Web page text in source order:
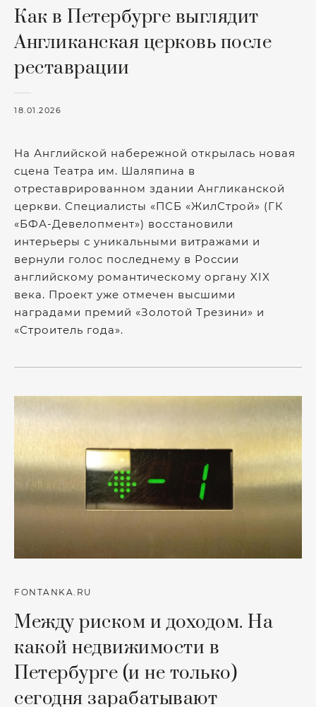
Как в Петербурге выглядит
Англиканская церковь после
реставрации
18.01.2026
На Английской набережной открылась новая
сцена Театра им. Шаляпина в
отреставрированном здании Англиканской
церкви. Специалисты «ПСБ «ЖилСтрой» (ГК
«БФА-Девелопмент») восстановили
интерьеры с уникальными витражами и
вернули голос последнему в России
английскому романтическому органу XIX
века. Проект уже отмечен высшими
наградами премий «Золотой Трезини» и
«Строитель года».
FONTANKA.RU
Между риском и доходом. На
какой недвижимости в
Петербурге (и не только)
сегодня зарабатывают